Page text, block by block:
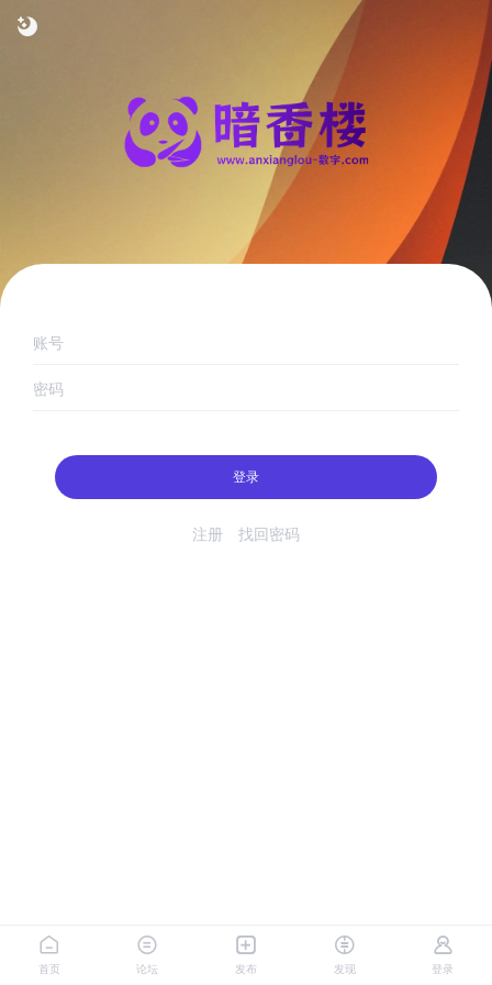
账号
密码
登录
注册 找回密码
首页 论坛 发布 发现 登录